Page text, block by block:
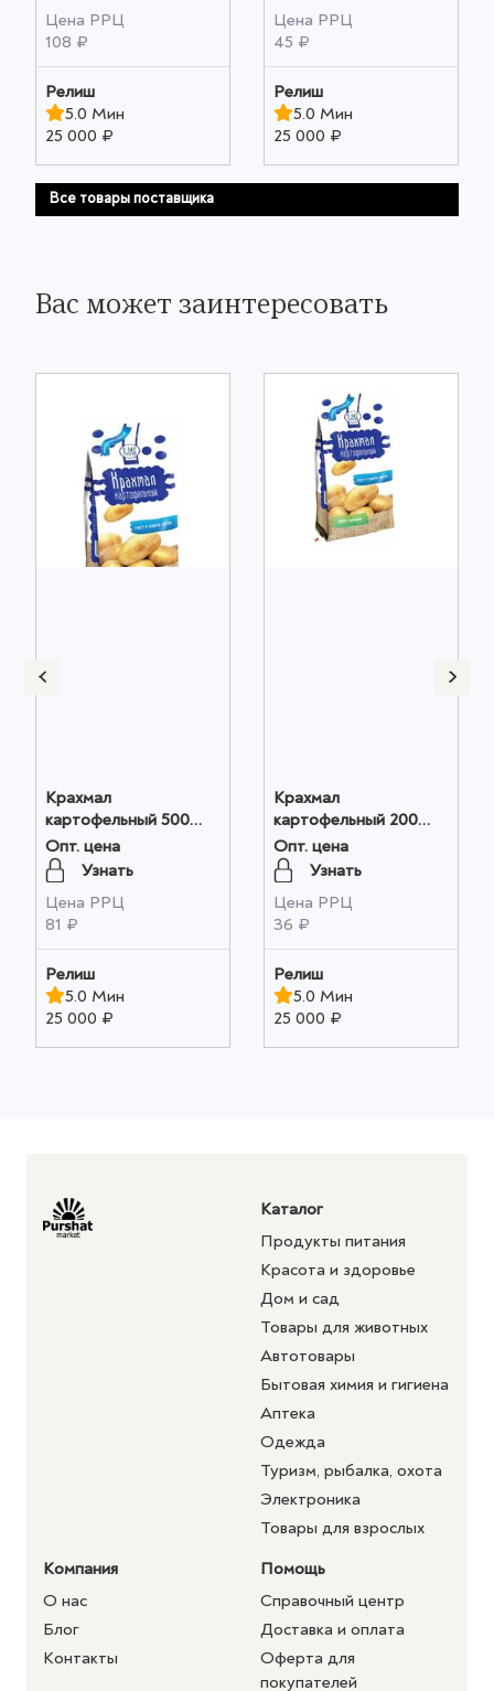
Цена РРЦ
108 ₽
Релиш
5.0 Мин
25 000 ₽
Цена РРЦ
45 ₽
Релиш
5.0 Мин
25 000 ₽
Все товары поставщика
Вас может заинтересовать
Крахмал
картофельный 500
гр*20 шт. Relish оптом
Опт. цена
Узнать
Цена РРЦ
81 ₽
Релиш
5.0 Мин
25 000 ₽
Крахмал
картофельный 200
гр*28 шт. цв.пл.. дой-
пак. Relish оптом
Опт. цена
Узнать
Цена РРЦ
36 ₽
Релиш
5.0 Мин
25 000 ₽
Каталог
Продукты питания
Красота и здоровье
Дом и сад
Товары для животных
Автотовары
Бытовая химия и гигиена
Аптека
Одежда
Туризм, рыбалка, охота
Электроника
Товары для взрослых
Компания
О нас
Блог
Контакты
Помощь
Справочный центр
Доставка и оплата
Оферта для
покупателей